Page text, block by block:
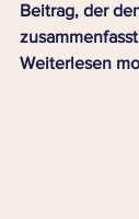
Beitrag, der
Weiterlesen